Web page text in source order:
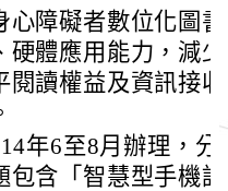
心障礙者數位化圖
硬體應用能力，減
閱讀權益及資訊接
年6至8月辦理，
包含「智慧型手機